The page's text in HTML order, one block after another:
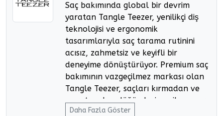
Saç bakımında global bir devrim
yaratan Tangle Teezer, yenilikçi diş
teknolojisi ve ergonomik
tasarımlarıyla saç tarama rutinini
acısız, zahmetsiz ve keyifli bir
deneyime dönüştürüyor. Premium saç
bakımının vazgeçilmez markası olan
Tangle Teezer, saçları kırmadan ve
yıpratmadan düğümleri nazikçe açar.
Orijinal ve güvenilir ürün
Daha Fazla Göster